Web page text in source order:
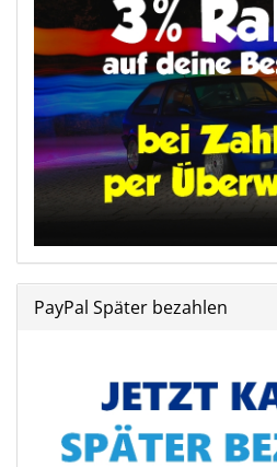
PayPal Später bezahlen